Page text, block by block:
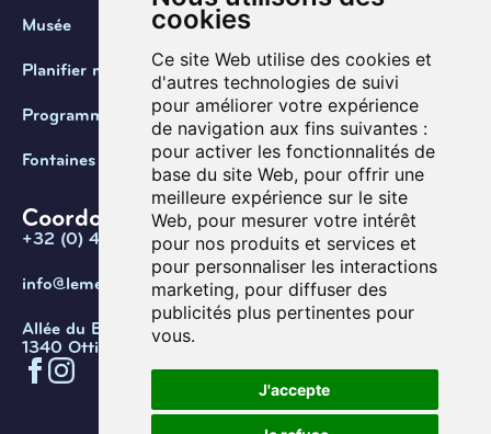
cookies
Ce site Web utilise des cookies et
d'autres technologies de suivi
pour améliorer votre expérience
de navigation aux fins suivantes :
pour activer les fonctionnalités de
base du site Web, pour offrir une
meilleure expérience sur le site
Web, pour mesurer votre intérêt
pour nos produits et services et
pour personnaliser les interactions
marketing, pour diffuser des
publicités plus pertinentes pour
vous.
J'accepte
Musée
Planifier ma visite
Programmation
Fontaines de Belgique
Coordonnées
+32 (0) 470 / 67.20.55
info@lemef.be
Allée du Bois des Rêves 1,
1340 Ottignies-Louvain-la-Neuve
Confidentialité
Cookies
Conditions d'utilisation